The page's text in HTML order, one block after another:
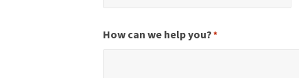
champs
How can we help you?*